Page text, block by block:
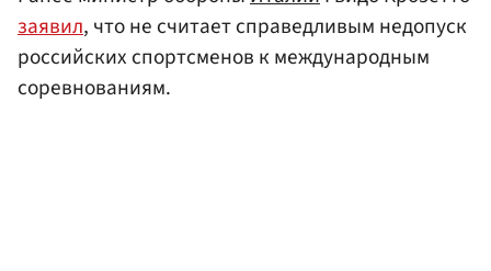
заявил, что не считает справедливым недопуск
российских спортсменов к международным
соревнованиям.